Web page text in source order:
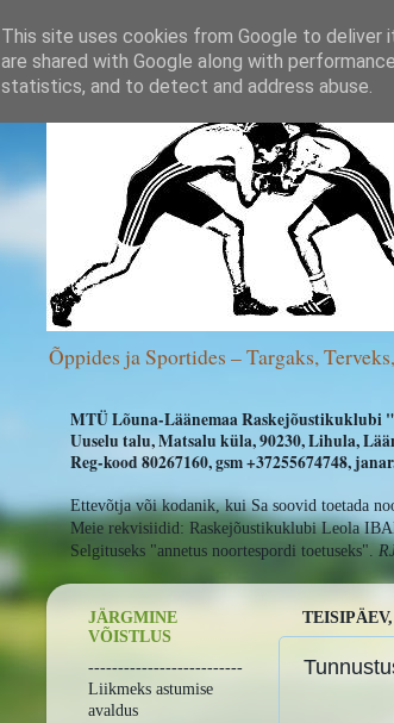
Õppides ja Sportides – Targaks,
MTÜ Lõuna-Läänemaa Raskejõustikuklubi
Uuselu talu, Matsalu küla, 90230, Lihula,
Reg-kood 80267160, gsm +37255674748,
Ettevõtja või kodanik, kui Sa soovid toetada
Meie rekvisiidid: Raskejõustikuklubi Leola
Selgituseks "annetus noortespordi toetuseks".
JÄRGMINE
VÕISTLUS
--------------------------
Liikmeks astumise
avaldus
This site uses cookies from Google to deliver
are shared with Google along with
statistics, and to detect and address abuse.